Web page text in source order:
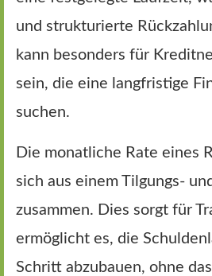
und strukturierte
kann besonders für
sein, die eine langfristige
suchen.
Die monatliche Rate eines
sich aus einem Tilgungs-
zusammen. Dies sorgt für
ermöglicht es, die
Schritt abzubauen, ohne